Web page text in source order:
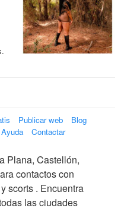
Publicar web
Blog
Ayuda Contactar
Plana, Castellón,
contactos con
scorts . Encuentra
las ciudades